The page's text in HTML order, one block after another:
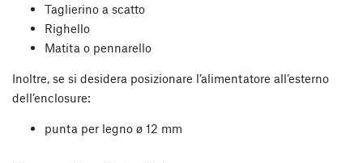
Taglierino a scatto
Righello
Matita o pennarello
Inoltre, se si desidera posizionare l’alimentatore all’esterno
dell’enclosure:
punta per legno ø 12 mm